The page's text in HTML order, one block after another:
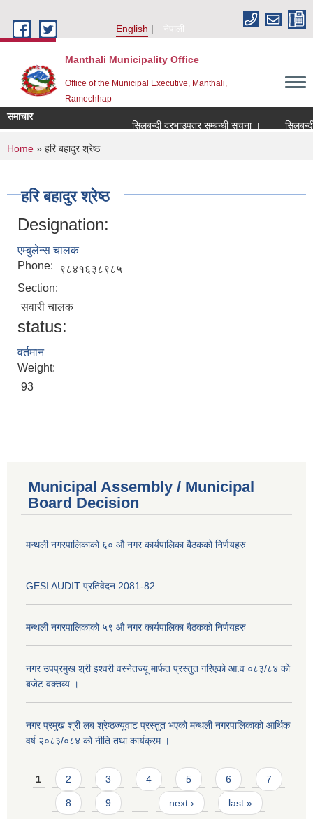
English
नेपाली
Manthali Municipality Office
Office of the Municipal Executive, Manthali,
Ramechhap
समाचार
सिलबन्दी दरभाउपत्र सम्बन्धी सूचना ।
सिलबन्दी
You are here
Home » हरि बहादुर श्रेष्ठ
हरि बहादुर श्रेष्ठ
Designation:
एम्बुलेन्स चालक
Phone:
९८४१६३८९८५
Section:
सवारी चालक
status:
वर्तमान
Weight:
93
Municipal Assembly / Municipal
Board Decision
मन्थली नगरपालिकाको ६० औ नगर कार्यपालिका बैठकको निर्णयहरु
GESI AUDIT प्रतिवेदन 2081-82
मन्थली नगरपालिकाको ५९ औ नगर कार्यपालिका बैठकको निर्णयहरु
नगर उपप्रमुख श्री इश्वरी वस्नेतज्यू मार्फत प्रस्तुत गरिएको आ.व ०८३/८४ को
बजेट वक्तव्य ।
नगर प्रमुख श्री लब श्रेष्ठज्यूवाट प्रस्तुत भएको मन्थली नगरपालिकाको आर्थिक
वर्ष २०८३/०८४ को नीति तथा कार्यक्रम ।
Pages
1 2 3 4 5 6 7
8 9 next › last »